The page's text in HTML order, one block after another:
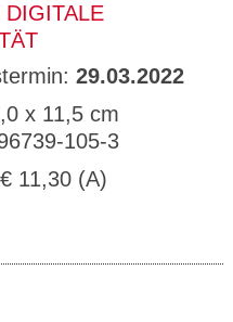
29.03.2022
x 11,5 cm
105-3
€ 11,30 (A)